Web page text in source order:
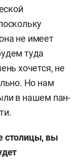
не имеет
туда
хочется, не
Но нам
в нашем пан-
столицы, вы